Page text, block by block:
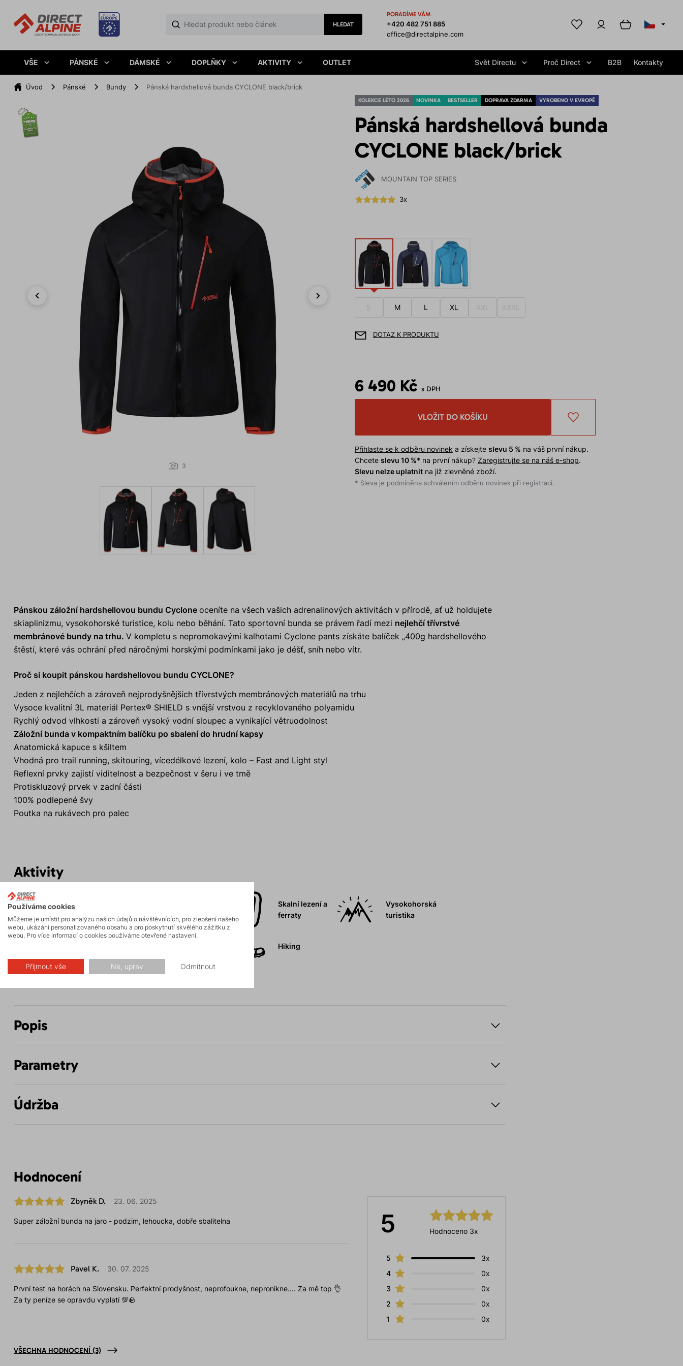
HLEDAT
PORADÍME VÁM
+420 482 751 885
office@directalpine.com
VŠE PÁNSKÉ DÁMSKÉ DOPLŇKY AKTIVITY OUTLET Svět Directu Proč Direct B2B Kontakty
Úvod Pánské Bundy Pánská hardshellová bunda CYCLONE black/brick
KOLEKCE LÉTO 2026 NOVINKA BESTSELLER DOPRAVA ZDARMA VYROBENO V EVROPĚ
Pánská hardshellová bunda
CYCLONE black/brick
MOUNTAIN TOP SERIES
3x
3
S M L XL XXL XXXL
DOTAZ K PRODUKTU
6 490 Kč s DPH
VLOŽIT DO KOŠÍKU
Přihlaste se k odběru novinek a získejte slevu 5 % na váš první nákup.
Chcete slevu 10 %* na první nákup? Zaregistrujte se na náš e-shop.
Slevu nelze uplatnitna již zlevněné zboží.
* Sleva je podmíněna schválením odběru novinek při registraci.
Pánskou záložní hardshellovou bundu Cyclone oceníte na všech vašich adrenalinových aktivitách v přírodě, ať už holdujete
skiaplinizmu, vysokohorské turistice, kolu nebo běhání. Tato sportovní bunda se právem řadí mezi nejlehčí třívrstvé
membránové bundy na trhu. V kompletu s nepromokavými kalhotami Cyclone pants získáte balíček „400g hardshellového
štěstí, které vás ochrání před náročnými horskými podmínkami jako je déšť, sníh nebo vítr.
Proč si koupit pánskou hardshellovou bundu CYCLONE?
Jeden z nejlehčích a zároveň nejprodyšnějších třívrstvých membránových materiálů na trhu
Vysoce kvalitní 3L materiál Pertex® SHIELD s vnější vrstvou z recyklovaného polyamidu
Rychlý odvod vlhkosti a zároveň vysoký vodní sloupec a vynikající větruodolnost
Záložní bunda v kompaktním balíčku po sbalení do hrudní kapsy
Anatomická kapuce s kšiltem
Vhodná pro trail running, skitouring, vícedélkové lezení, kolo – Fast and Light styl
Reflexní prvky zajistí viditelnost a bezpečnost v šeru i ve tmě
Protiskluzový prvek v zadní části
100% podlepené švy
Poutka na rukávech pro palec
Aktivity
Skialpinismus
Skalní lezení a
ferraty
Vysokohorská
turistika
Trail running
Hiking
Popis
Parametry
Údržba
Hodnocení
5 Hodnoceno 3x
5
3x
4
0x
3
0x
2
0x
1
0x
Zbyněk D. 23. 06. 2025
Super záložní bunda na jaro - podzim, lehoucka, dobře sbalitelna
Pavel K. 30. 07. 2025
První test na horách na Slovensku. Perfektní prodyšnost, neprofoukne, nepronikne.... Za mě top 👌
Za ty peníze se opravdu vyplatí 💯🪨
VŠECHNA HODNOCENÍ (3)
Používáme cookies
Můžeme je umístit pro analýzu našich údajů o návštěvnících, pro zlepšení našeho
webu, ukázání personalizovaného obsahu a pro poskytnutí skvělého zážitku z
webu. Pro více informací o cookies používáme otevřené nastavení.
Přijmout vše Ne, uprav Odmítnout